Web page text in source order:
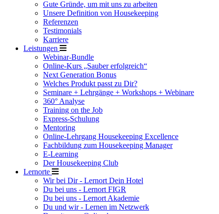
Gute Gründe, um mit uns zu arbeiten
Unsere Definition von Housekeeping
Referenzen
Testimonials
Karriere
Leistungen
Webinar-Bundle
Online-Kurs „Sauber erfolgreich“
Next Generation Bonus
Welches Produkt passt zu Dir?
Seminare + Lehrgänge + Workshops + Webinare
360° Analyse
Training on the Job
Express-Schulung
Mentoring
Online-Lehrgang Housekeeping Excellence
Fachbildung zum Housekeeping Manager
E-Learning
Der Housekeeping Club
Lernorte
Wir bei Dir - Lernort Dein Hotel
Du bei uns - Lernort FIGR
Du bei uns - Lernort Akademie
Du und wir - Lernen im Netzwerk